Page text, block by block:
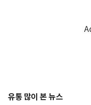
유통 많이 본 뉴스